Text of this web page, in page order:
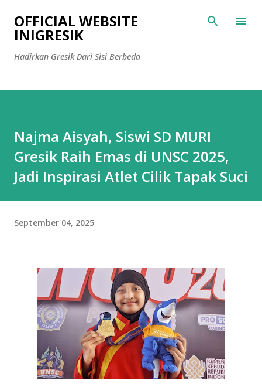
Langsung ke konten utama
OFFICIAL WEBSITE
INIGRESIK
Hadirkan Gresik Dari Sisi Berbeda
Najma Aisyah, Siswi SD MURI
Gresik Raih Emas di UNSC 2025,
Jadi Inspirasi Atlet Cilik Tapak Suci
September 04, 2025